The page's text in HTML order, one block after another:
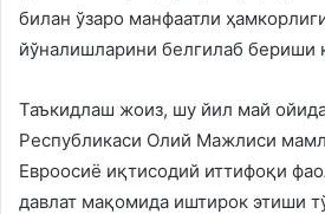
билан ўзаро манфаатли
йўналишларини белгилаб бериши
Таъкидлаш жоиз, шу йил май
Республикаси Олий Мажлиси
Евроосиё иқтисодий иттифоқи
давлат мақомида иштирок этиши